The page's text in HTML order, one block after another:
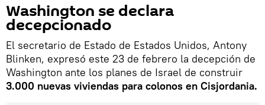
Washington se declara
decepcionado
El secretario de Estado de Estados Unidos, Antony
Blinken, expresó este 23 de febrero la decepción de
Washington ante los planes de Israel de construir
3.000 nuevas viviendas para colonos en Cisjordania.